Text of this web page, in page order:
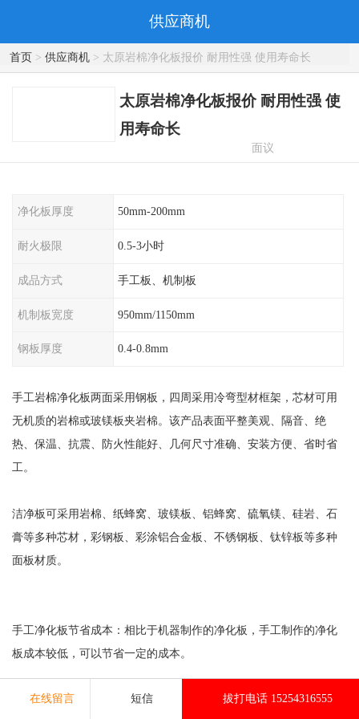
供应商机
首页> 供应商机> 太原岩棉净化板报价 耐用性强 使用寿命长
太原岩棉净化板报价 耐用性强 使
用寿命长
面议
净化板厚度 50mm-200mm
耐火极限 0.5-3小时
成品方式 手工板、机制板
机制板宽度 950mm/1150mm
钢板厚度 0.4-0.8mm
手工岩棉净化板两面采用钢板，四周采用冷弯型材框架，芯材可用
无机质的岩棉或玻镁板夹岩棉。该产品表面平整美观、隔音、绝
热、保温、抗震、防火性能好、几何尺寸准确、安装方便、省时省
工。
洁净板可采用岩棉、纸蜂窝、玻镁板、铝蜂窝、硫氧镁、硅岩、石
膏等多种芯材，彩钢板、彩涂铝合金板、不锈钢板、钛锌板等多种
面板材质。
手工净化板节省成本：相比于机器制作的净化板，手工制作的净化
板成本较低，可以节省一定的成本。
在线留言 短信 拔打电话 15254316555